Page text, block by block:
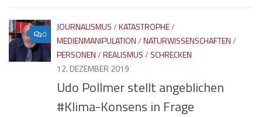
0
JOURNALISMUS/KATASTROPHE/
MEDIENMANIPULATION/NATURWISSENSCHAFTEN/
PERSONEN/REALISMUS/ SCHRECKEN
12. DEZEMBER 2019
Udo Pollmer stellt angeblichen
#Klima-Konsens in Frage